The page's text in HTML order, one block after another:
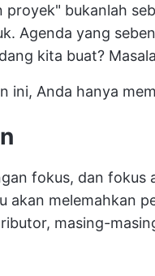
proyek" bukanlah
Agenda yang
kita buat?
ini, Anda hanya
fokus, dan fokus
akan melemahkan
masing-